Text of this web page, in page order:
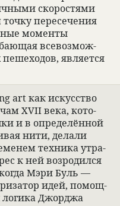
ско­ро­стями
пере­се­че­ния
моменты
все­возмож­
явля­ется
art как искус­ство
XVII века, кото­
и в опре­де­лён­ной
нити, делали
тех­ника утра­
к ней воз­ро­дился
Мэри Буль —
идей, помощ­
Джор­джа